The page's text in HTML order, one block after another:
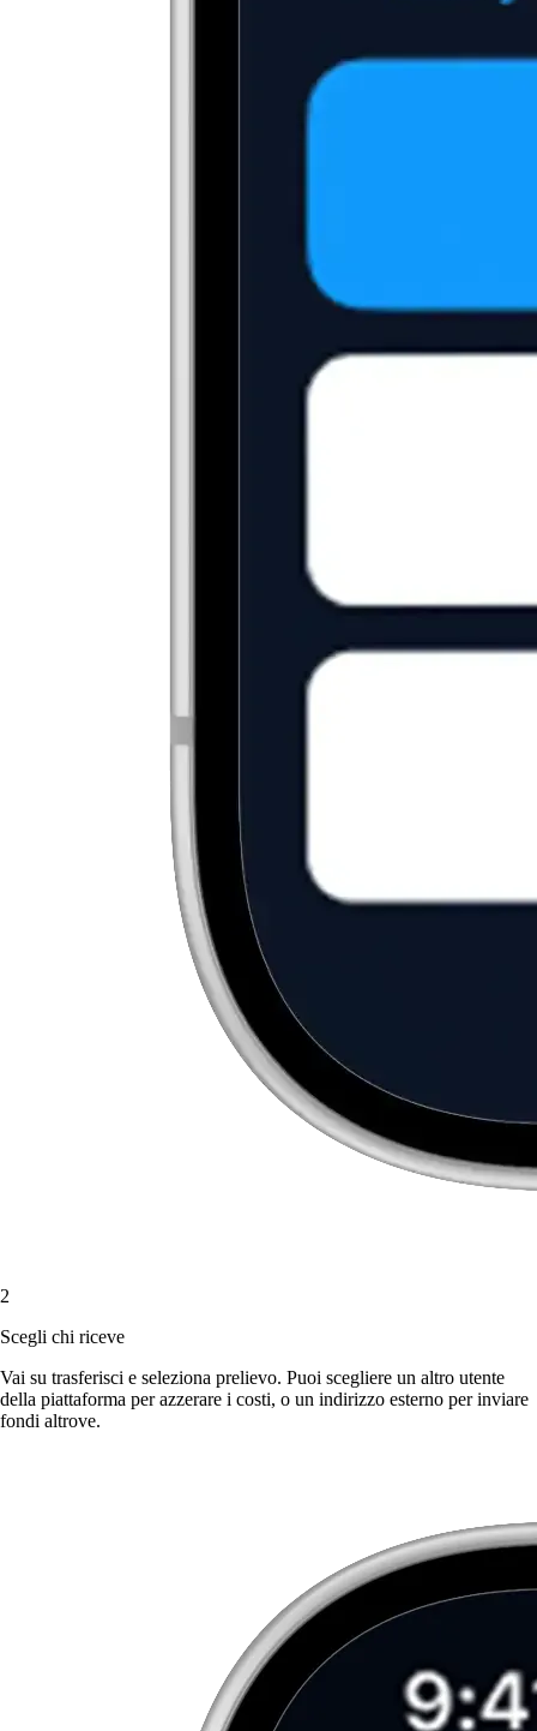
2
Scegli chi riceve
Vai su trasferisci e seleziona prelievo. Puoi scegliere un altro utente
della piattaforma per azzerare i costi, o un indirizzo esterno per inviare
fondi altrove.